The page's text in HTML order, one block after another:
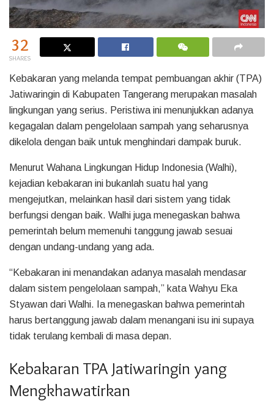
32
SHARES
Kebakaran yang melanda tempat pembuangan akhir (TPA)
Jatiwaringin di Kabupaten Tangerang merupakan masalah
lingkungan yang serius. Peristiwa ini menunjukkan adanya
kegagalan dalam pengelolaan sampah yang seharusnya
dikelola dengan baik untuk menghindari dampak buruk.
Menurut Wahana Lingkungan Hidup Indonesia (Walhi),
kejadian kebakaran ini bukanlah suatu hal yang
mengejutkan, melainkan hasil dari sistem yang tidak
berfungsi dengan baik. Walhi juga menegaskan bahwa
pemerintah belum memenuhi tanggung jawab sesuai
dengan undang-undang yang ada.
“Kebakaran ini menandakan adanya masalah mendasar
dalam sistem pengelolaan sampah,” kata Wahyu Eka
Styawan dari Walhi. Ia menegaskan bahwa pemerintah
harus bertanggung jawab dalam menangani isu ini supaya
tidak terulang kembali di masa depan.
Kebakaran TPA Jatiwaringin yang
Mengkhawatirkan